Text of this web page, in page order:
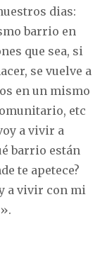
dias:
barrio en
que sea, si
se vuelve a
en un mismo
etc
a vivir a
barrio están
te apetece?
a vivir con mi